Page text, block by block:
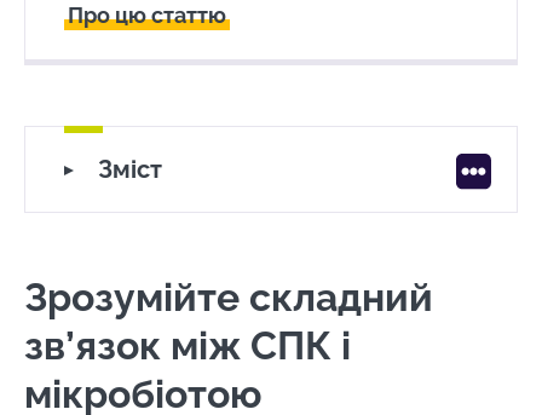
Про цю статтю
06 May 2024
09 April 2026
Зміст
і мікробіотою
Останні новини про СПК
Зрозумійте складний
зв’язок між СПК і
мікробіотою